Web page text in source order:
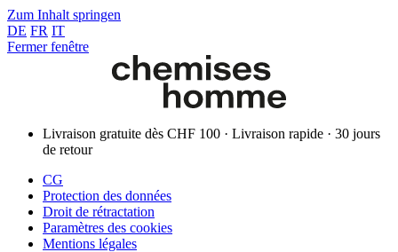
Zum Inhalt springen
DE FR IT
Fermer fenêtre
Livraison gratuite dès CHF 100 · Livraison rapide · 30 jours
de retour
CG
Protection des données
Droit de rétractation
Paramètres des cookies
Mentions légales